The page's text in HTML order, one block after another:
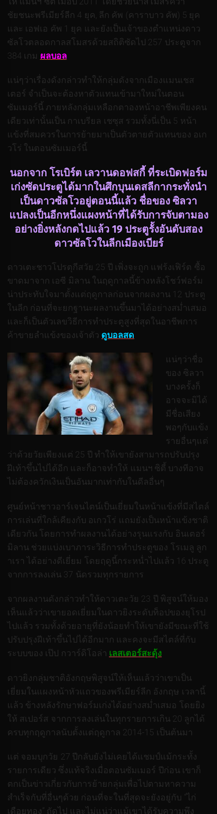
ชัยชนะพรีเมียร์ลีก 4 ยุค, ลีก คัพ (คาราบาว คัพ) 5 ยุค
และ เอฟเอ คัพ 1 ยุค และยังเป็นเจ้าของตำแหน่งดาว
ซัลโวตลอดกาลสโมสรด้วยสถิติซัดไป 257 ประตูจาก
384 เกม ผลบอล
แน่ๆว่าเรื่องดังกล่าวทำให้กลุ่มดังจากเมืองแมนเชส
เตอร์ จำเป็นจะต้องหาตัวแทนเข้ามาใหม่ในตอน
ซัมเมอร์นี้ ภายหลังกลุ่มเหลือกตาองหน้าอาชีพเพียงคน
เดียวเท่านั้นเป็น กาเบรียล เชซุส รวมทั้งนี่เป็น 5 หน้า
แข้งที่สมควรในการย้ายมาเป็นตัวตายตัวแทนของ อเก
วโร่ ในตอนซัมเมอร์นี้
นอกจาก โรเบิร์ต เลวานดอฟสกี้ ที่ระเบิดฟอร์ม
เก่งซัดประตูได้มากในศึกบุนเดสลีกากระทั่งนำ
เป็นดาวซัลโวอยู่ตอนนี้แล้ว ชื่อของ ซิลวา
แปลงเป็นอีกหนึ่งแผงหน้าที่ได้รับการจับตามอง
อย่างยิ่งหลังกดไปแล้ว 19 ประตูรั้งอันดับสอง
ดาวซัลโวในลีกเมืองเบียร์
ดาวเตะชาวโปรตุกีสวัย 25 ปี เพิ่งจะถูก แฟร้งเฟิร์ต ซื้อ
ขาดมาจาก เอซี มิลาน ในฤดูกาลนี้ข้างหลังโชว์ฟอร์ม
น่าประทับใจมาตั้งแต่ฤดูกาลก่อนจากผลงาน 12 ประตู
ในลีก ก่อนที่จะยกฐานะผลงานขึ้นมาได้อย่างสม่ำเสมอ
และก็เป็นตัวเลขวิธีการทำประตูสูงที่สุดในอาชีพการ
ค้าขายลำแข้งของเจ้าตัว ดูบอลสด
แน่ๆว่าชื่อ
ของ ซิลวา
บางครั้งก็
อาจจะมิได้
มีชื่อเสียง
พอๆกับแข้ง
รายอื่นๆแต่
ว่าด้วยวัยเพียงแต่ 25 ปี ทำให้เขายังสามารถปรับปรุง
ฝีเท้าขึ้นไปได้อีก และก็อาจทำให้ แมนฯ ซิตี้ บางทีอาจ
ไม่ต้องควักเงินเป็นอันมากเท่ากับในดีลอื่นๆ
ศูนย์หน้าชาวอาร์เจนไตน์เป็นเยี่ยมในหน้าแข้งที่มีสไตล์
การเล่นที่ใกล้เคียงกับ อเกวโร่ แถมยังเป็นหน้าแข้งชาติ
เดียวกัน โดยการทำผลงานได้อย่างรุนแรงกับ อินเตอร์
มิลาน ช่วยแบ่งเบาภาระวิธีการทำประตูของ โรเมลู ลูก
าเรา ได้อย่างดีเยี่ยม โดยฤดูนี้กระหน่ำไปแล้ว 16 ประตู
จากการลงเล่น 37 นัดรวมทุกรายการ
จากผลงานดังกล่าวทำให้ดาวเตะวัย 23 ปี พิสูจน์ให้มอง
เห็นแล้วว่าเขายอดเยี่ยมในดาวยิงระดับท็อปของยุโรป
ไปแล้ว รวมทั้งด้วยอายุที่ยังน้อยทำให้เขายังมีขณะที่ใช้
ปรับปรุงฝีเท้าขึ้นไปได้อีกมาก และคงจะมีสไตล์ที่กับ
ระบบของ เป๊ป กวาร์ดิโอล่า เลสเตอร์สะดุ้ง
ดาวยิงกลุ่มชาติอังกฤษพิสูจน์ให้เห็นแล้วว่าเขาเป็น
เยี่ยมในแผงหน้าหัวแถวของพรีเมียร์ลีก อังกฤษ เวลานี้
แล้ว ข้างหลังรักษาฟอร์มเก่งได้อย่างสม่ำเสมอ โดยยิง
ให้ สเปอร์ส จากการลงเล่นในทุกรายการเกิน 20 ลูกได้
ครบทุกฤดูกาลนับตั้งแต่ฤดูกาล 2014-15 เป็นต้นมา
แต่ จอมบุกวัย 27 ปีกลับยังไม่เคยได้แชมป์แม้กระทั้ง
รายการเดียว ซึ่งแท้จริงเมื่อตอนซัมเมอร์ ปีก่อน เขาก็
ตกเป็นข่าวเกี่ยวกับการย้ายกลุ่มเพื่อไปตามหาความ
สำเร็จกับที่อื่นๆด้วย ก่อนที่จะในที่สุดจะยังอยู่กับ “ไก่
เดือยทอง” ถัดไป และไม่แน่ว่าแม้เขาได้รับความพึง